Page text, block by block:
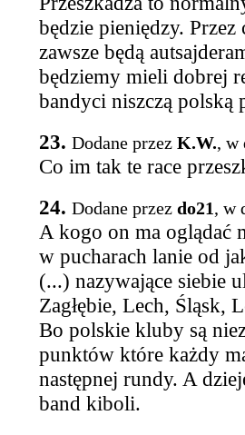
będzie pieniędzy.
zawsze będą
będziemy mieli dobrej
bandyci niszczą polską
23. Dodane przez K.W., w
Co im tak te race
24. Dodane przez do21, w
A kogo on ma oglądać
w pucharach lanie od
(...) nazywające siebie
Zagłębie, Lech, Śląsk,
Bo polskie kluby są
punktów które każdy
następnej rundy. A
band kiboli.